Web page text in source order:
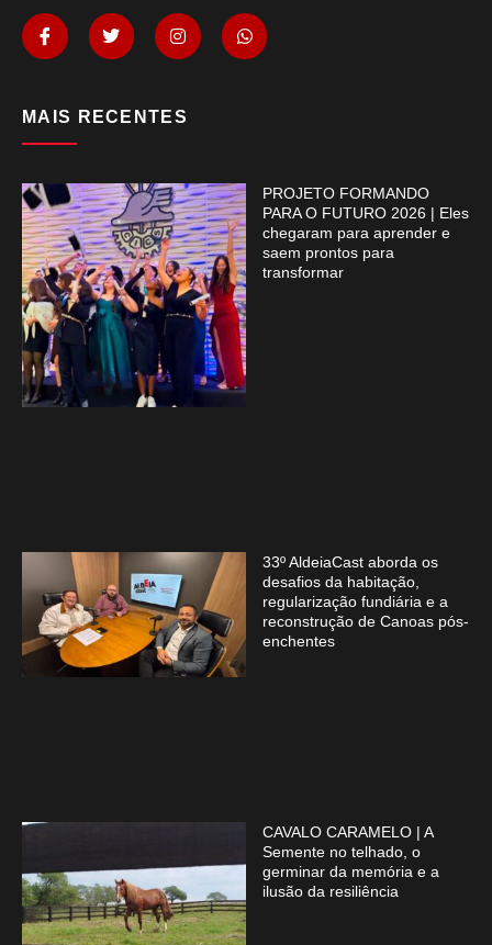
MAIS RECENTES
PROJETO FORMANDO
PARA O FUTURO 2026 | Eles
chegaram para aprender e
saem prontos para
transformar
33º AldeiaCast aborda os
desafios da habitação,
regularização fundiária e a
reconstrução de Canoas pós-
enchentes
CAVALO CARAMELO | A
Semente no telhado, o
germinar da memória e a
ilusão da resiliência